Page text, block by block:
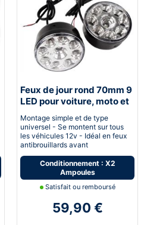
Feux de jour rond 70mm 9
LED pour voiture, moto et
Montage simple et de type
universel - Se montent sur tous
les véhicules 12v - Idéal en feux
antibrouillards avant
Conditionnement : X2
Ampoules
Satisfait ou remboursé
59,90 €